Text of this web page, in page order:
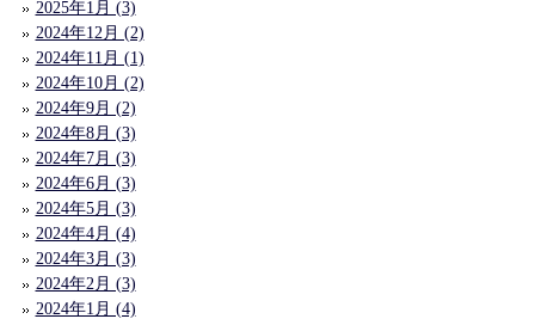
2025年1月 (3)
2024年12月 (2)
2024年11月 (1)
2024年10月 (2)
2024年9月 (2)
2024年8月 (3)
2024年7月 (3)
2024年6月 (3)
2024年5月 (3)
2024年4月 (4)
2024年3月 (3)
2024年2月 (3)
2024年1月 (4)